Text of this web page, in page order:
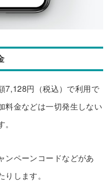
7,128円（税込）で利用で
料金などは一切発生しない
ンペーンコードなどがあ
します。